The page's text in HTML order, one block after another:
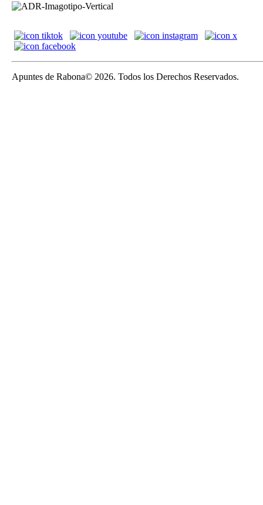
Apuntes de Rabona© 2026. Todos los Derechos Reservados.